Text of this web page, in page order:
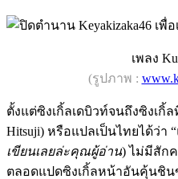
เพลง
(รูปภาพ :
ตั้งแต่ซิงเกิ้ลเดบิวท์จนถึงซิงเกิ้ล
Hitsuji) หรือแปลเป็นไทยได้ว่า
เขียนเลยล่ะคุณผู้อ่าน) ไม่มีสักค
ตลอดแปดซิงเกิ้ลหน้าอันคุ้นชิน